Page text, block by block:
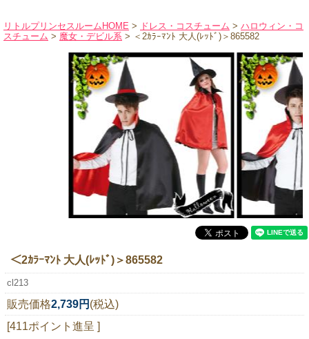
リトルプリンセスルームHOME > ドレス・コスチューム > ハロウィン・コ
スチューム > 魔女・デビル系 > ＜2ｶﾗｰﾏﾝﾄ 大人(ﾚｯﾄﾞ)＞865582
＜2ｶﾗｰﾏﾝﾄ 大人(ﾚｯﾄﾞ)＞865582
cl213
販売価格2,739円 (税込)
[411ポイント進呈 ]
アウトレット
ショッピングインフォメーション
お支払・送料
返品・交換
サイズの測り方
よくあるご質問
レビューを見る
マイページログイン